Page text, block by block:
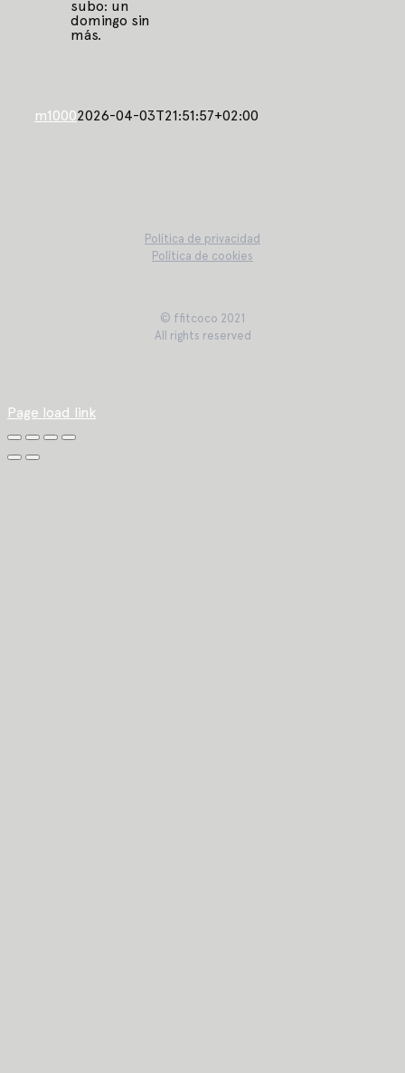
subo: un
domingo sin
más.
m10002026-04-03T21:51:57+02:00
Política de privacidad
Política de cookies
© ffitcoco 2021
All rights reserved
Page load link